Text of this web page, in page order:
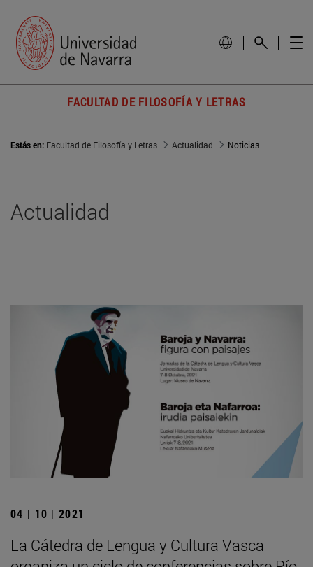
FACULTAD DE FILOSOFÍA Y LETRAS
Estás en: Facultad de Filosofía y Letras Actualidad Noticias
Actualidad
04 | 10 | 2021
La Cátedra de Lengua y Cultura Vasca